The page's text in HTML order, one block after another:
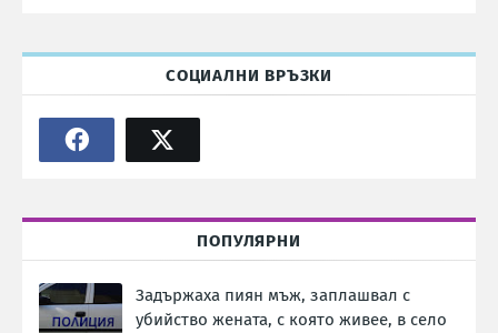
СОЦИАЛНИ ВРЪЗКИ
ПОПУЛЯРНИ
Задържаха пиян мъж, заплашвал с
убийство жената, с която живее, в село